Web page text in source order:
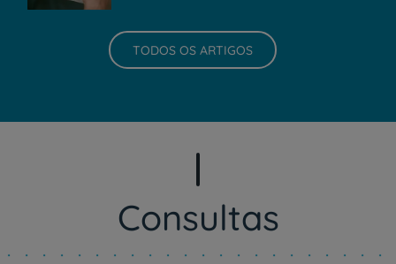
TODOS OS ARTIGOS
Consultas